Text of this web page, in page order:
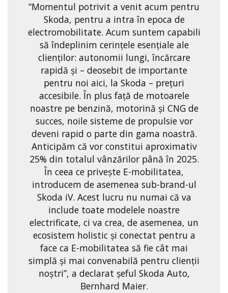
“Momentul potrivit a venit acum pentru
Skoda, pentru a intra în epoca de
electromobilitate. Acum suntem capabili
să îndeplinim cerințele esențiale ale
clienților: autonomii lungi, încărcare
rapidă și – deosebit de importante
pentru noi aici, la Skoda – prețuri
accesibile. În plus față de motoarele
noastre pe benzină, motorină și CNG de
succes, noile sisteme de propulsie vor
deveni rapid o parte din gama noastră.
Anticipăm că vor constitui aproximativ
25% din totalul vânzărilor până în 2025.
În ceea ce privește E-mobilitatea,
introducem de asemenea sub-brand-ul
Skoda iV. Acest lucru nu numai că va
include toate modelele noastre
electrificate, ci va crea, de asemenea, un
ecosistem holistic și conectat pentru a
face ca E-mobilitatea să fie cât mai
simplă și mai convenabilă pentru clienții
noștri”, a declarat şeful Skoda Auto,
Bernhard Maier.